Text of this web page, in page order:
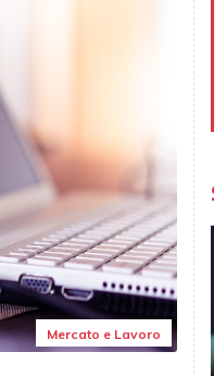
Mercato e Lavoro